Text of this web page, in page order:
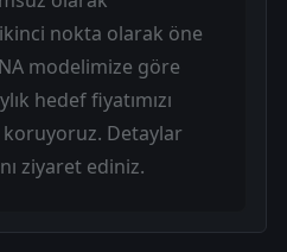
nokta olarak öne
modelimize göre
hedef fiyatımızı
koruyoruz. Detaylar
ziyaret ediniz.